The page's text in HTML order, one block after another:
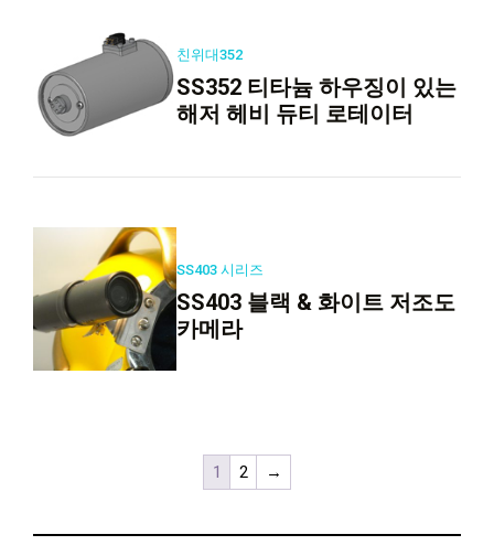
친위대352
SS352 티타늄 하우징이 있는
해저 헤비 듀티 로테이터
SS403 시리즈
SS403 블랙 & 화이트 저조도
카메라
1 2 →